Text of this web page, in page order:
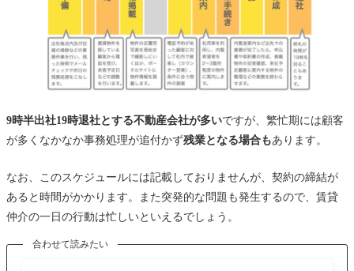
9時半出社19時退社とする不動産会社が多いですが、繁忙期には顧客
が多くなかなか事務処理が追付かず残業となる場合もあります。
なお、このスケジュールには記載しておりませんが、契約の締結が
あると時間がかかります。また突発的な問題も発生するので、賃貸
仲介の一日の行動は忙しいといえるでしょう。
合わせて読みたい